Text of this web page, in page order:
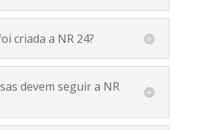
criada a NR 24?
devem seguir a NR